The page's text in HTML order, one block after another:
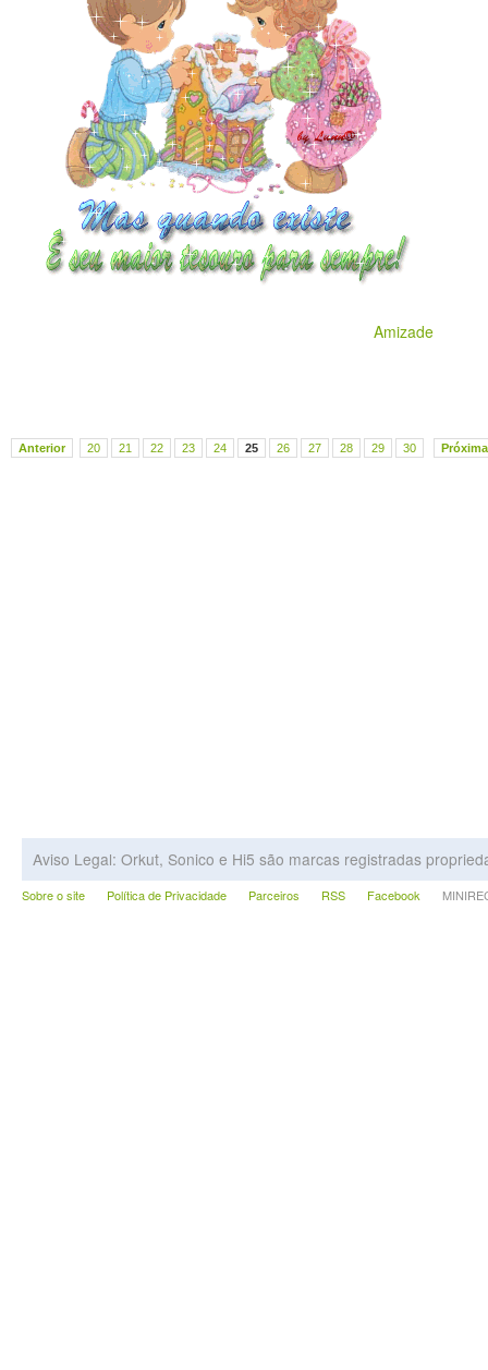
Amizade
Anterior 20 21 22 23 24 25 26 27 28 29 30 Próxima
Aviso Legal: Orkut, Sonico e Hi5 são marcas registradas
Sobre o site Política de Privacidade Parceiros RSS Facebook